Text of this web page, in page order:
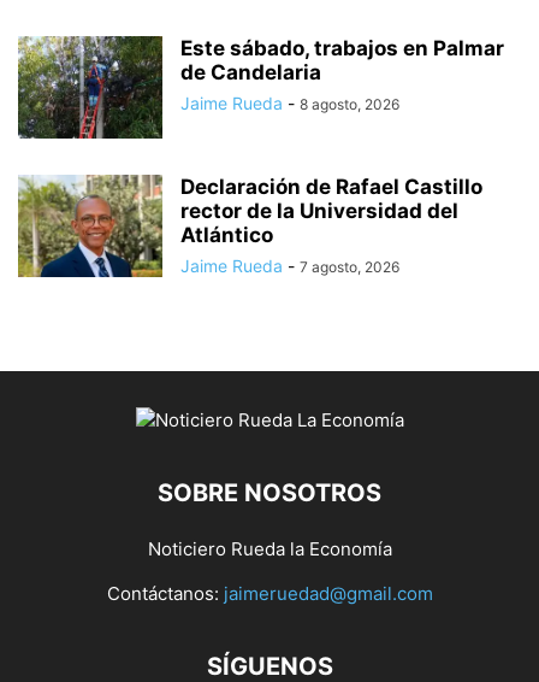
Este sábado, trabajos en Palmar
de Candelaria
Jaime Rueda - 8 agosto, 2026
Declaración de Rafael Castillo
rector de la Universidad del
Atlántico
Jaime Rueda - 7 agosto, 2026
SOBRE NOSOTROS
Noticiero Rueda la Economía
Contáctanos: jaimeruedad@gmail.com
SÍGUENOS